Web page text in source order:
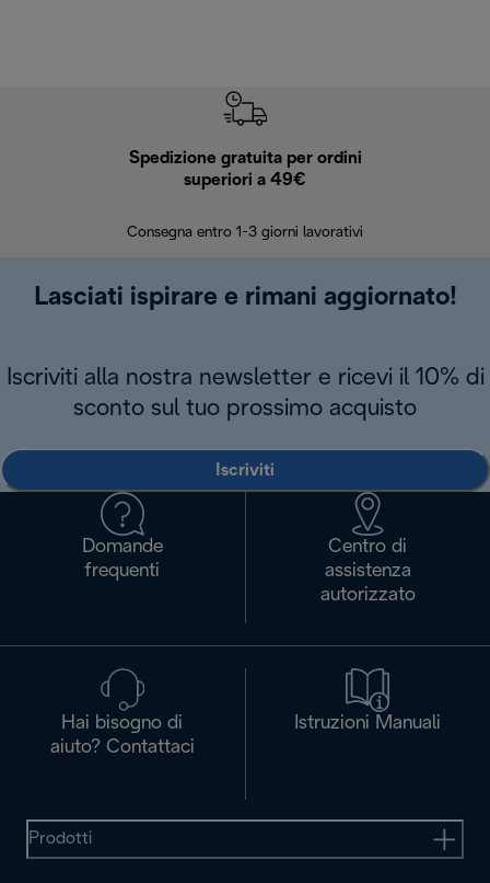
Spedizione gratuita per ordini
superiori a 49€
Consegna entro 1-3 giorni lavorativi
Lasciati ispirare e rimani aggiornato!
Iscriviti alla nostra newsletter e ricevi il 10% di
sconto sul tuo prossimo acquisto
Iscriviti
Domande
frequenti
Centro di
assistenza
autorizzato
Hai bisogno di
aiuto? Contattaci
Istruzioni Manuali
Prodotti